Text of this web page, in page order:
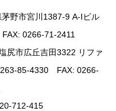
市宮川1387-9 A-Iビル
0266-71-2411
尻市広丘吉田3322 リファ
85-4330 FAX: 0266-
712-415